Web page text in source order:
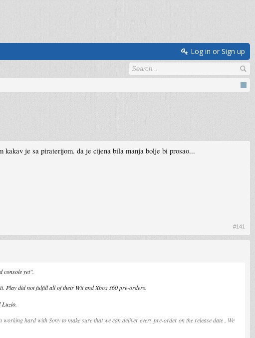
Log in or Sign up
kakav je sa piraterijom. da je cijena bila manja bolje bi prosao...
#141
console yet".
Play did not fulfill all of their Wii and Xbox 360 pre-orders.
Luzio.
hard with Sony to make sure that we can deliver every pre-order on the release date , We